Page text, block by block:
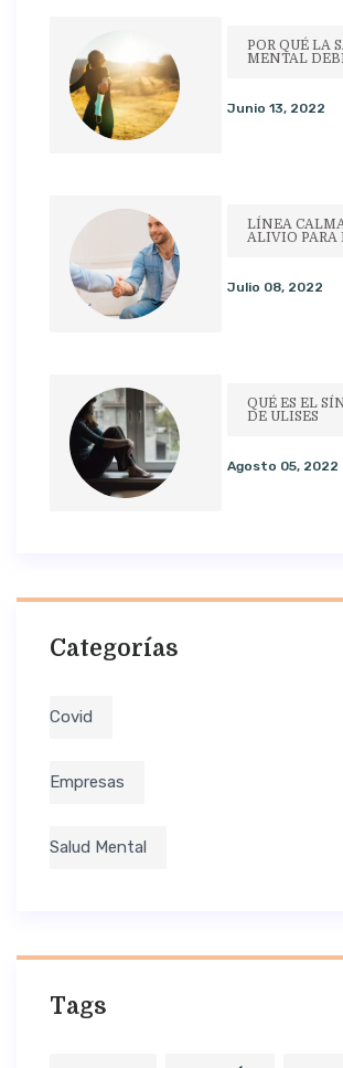
POR QUÉ LA
MENTAL
Junio 13, 2022
LÍNEA
ALIVIO PARA
Julio 08, 2022
QUÉ ES EL
DE ULISES
Agosto 05, 2022
Categorías
Covid
Empresas
Salud Mental
Tags